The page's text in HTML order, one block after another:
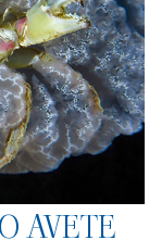
AVETE